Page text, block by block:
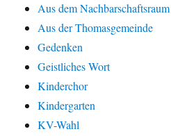
Aus dem Nachbarschaftsraum
Aus der Thomasgemeinde
Gedenken
Geistliches Wort
Kinderchor
Kindergarten
KV-Wahl